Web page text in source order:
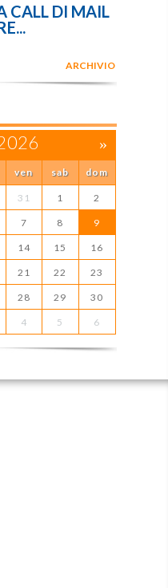
CALL DI MAIL
ARCHIVIO
»
ven sab dom
31 1 2
7 8 9
14 15 16
21 22 23
28 29 30
4 5 6